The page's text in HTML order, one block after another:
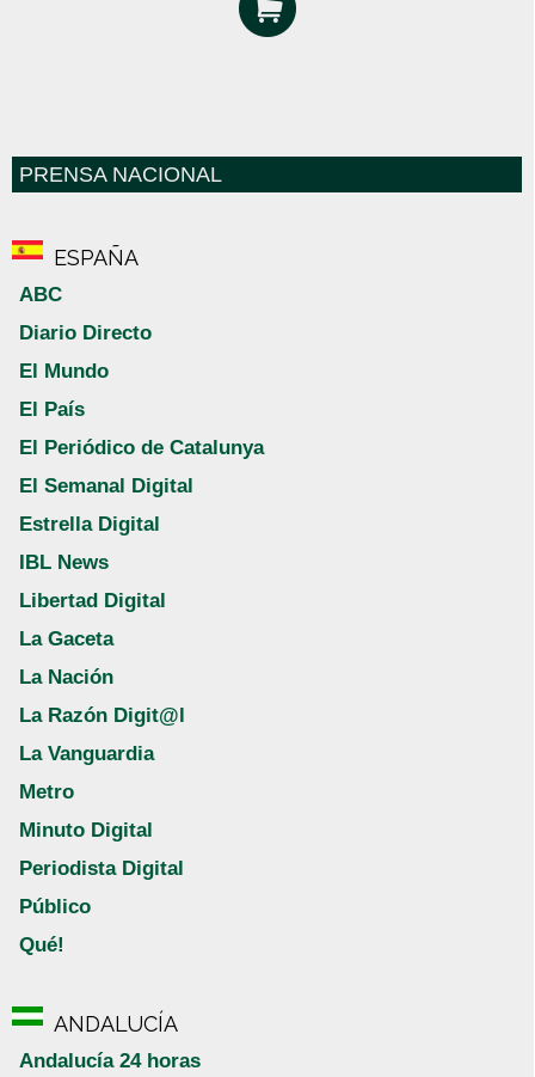
PRENSA NACIONAL
ESPAÑA
ABC
Diario Directo
El Mundo
El País
El Periódico de Catalunya
El Semanal Digital
Estrella Digital
IBL News
Libertad Digital
La Gaceta
La Nación
La Razón Digit@l
La Vanguardia
Metro
Minuto Digital
Periodista Digital
Público
Qué!
ANDALUCÍA
Andalucía 24 horas